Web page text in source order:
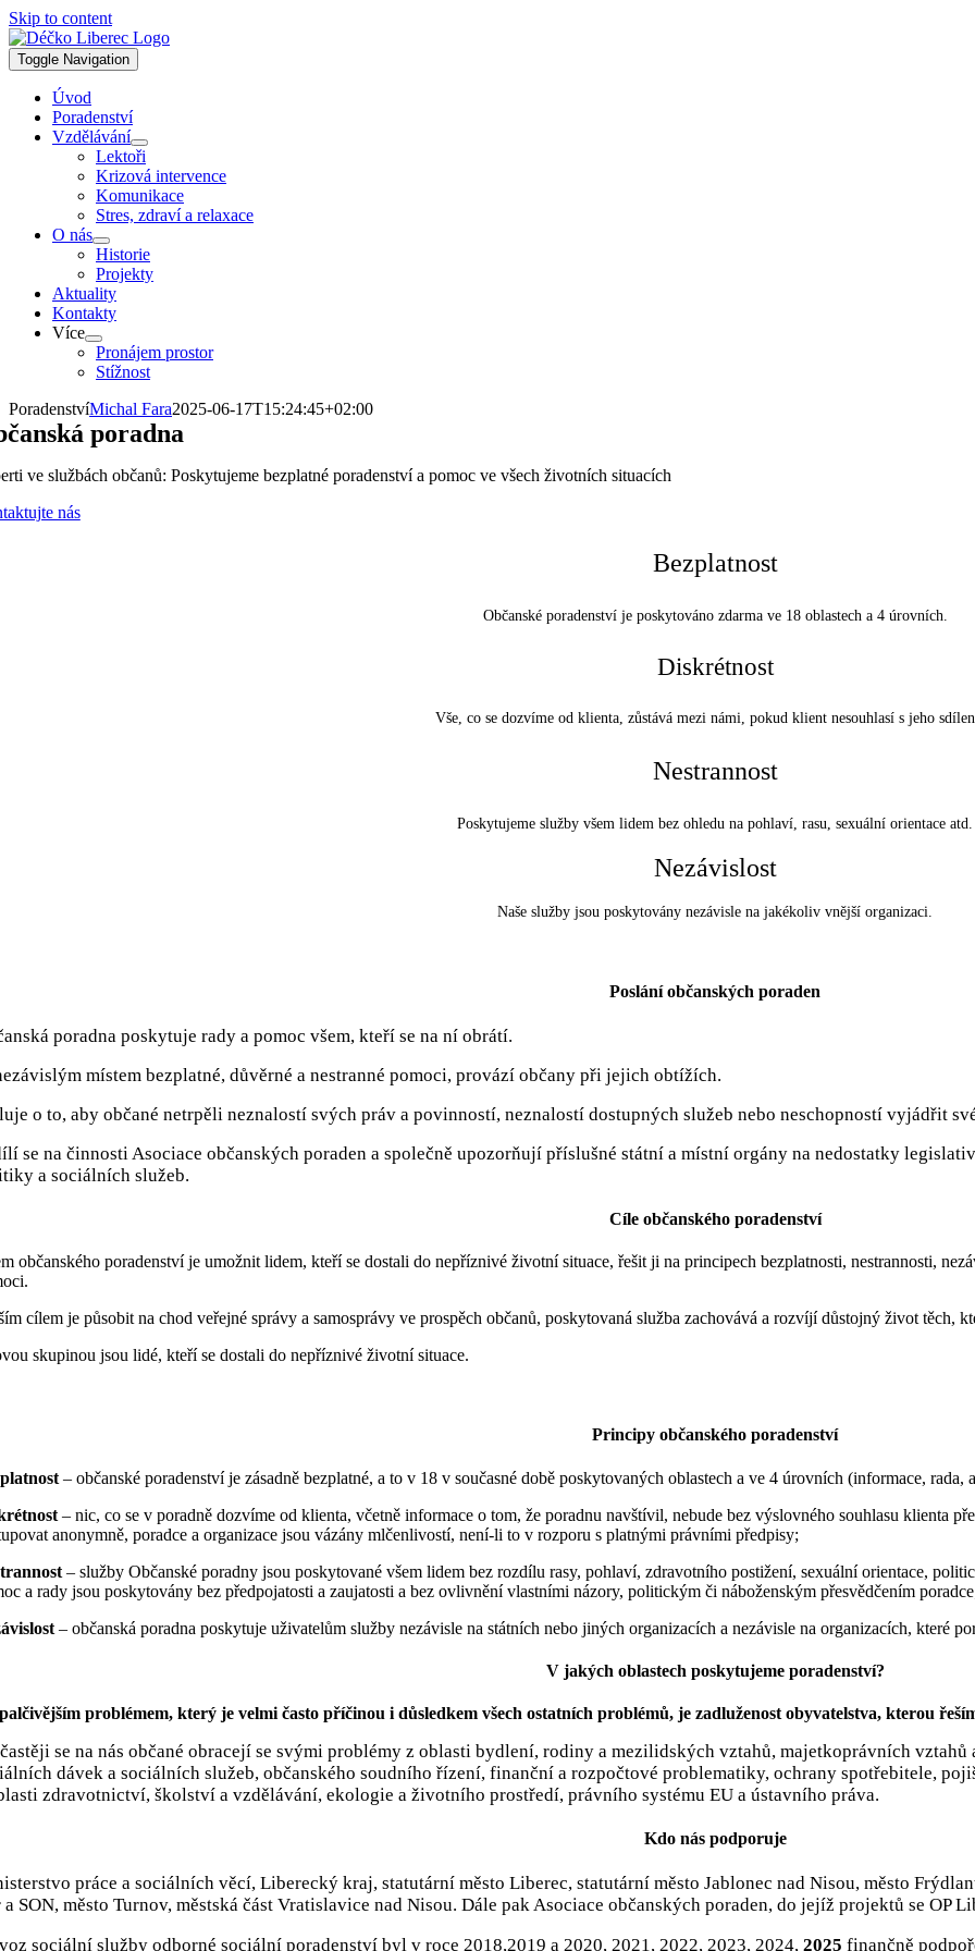
Skip to content
Toggle Navigation
Úvod
Poradenství
Vzdělávání
Lektoři
Krizová intervence
Komunikace
Stres, zdraví a relaxace
O nás
Historie
Projekty
Aktuality
Kontakty
Více
Pronájem prostor
Stížnost
PoradenstvíMichal Fara2025-06-17T15:24:45+02:00
poradna
ve službách občanů: Poskytujeme bezplatné poradenství a pomoc ve všech životních situacích
nás
Bezplatnost
Občanské poradenství je poskytováno zdarma ve 18 oblastech a 4 úrovních.
Diskrétnost
Vše, co se dozvíme od klienta, zůstává mezi námi, pokud klient nesouhlasí s jeho
Nestrannost
Poskytujeme služby všem lidem bez ohledu na pohlaví, rasu, sexuální orientace atd.
Nezávislost
Naše služby jsou poskytovány nezávisle na jakékoliv vnější organizaci.
Poslání občanských poraden
poradna poskytuje rady a pomoc všem, kteří se na ní obrátí.
místem bezplatné, důvěrné a nestranné pomoci, provází občany při jejich obtížích.
o to, aby občané netrpěli neznalostí svých práv a povinností, neznalostí dostupných služeb nebo neschopností vyjádřit
se na činnosti Asociace občanských poraden a společně upozorňují příslušné státní a místní orgány na nedostatky
a sociálních služeb.
Cíle občanského poradenství
občanského poradenství je umožnit lidem, kteří se dostali do nepříznivé životní situace, řešit ji na principech bezplatnosti, nestrannosti,
cílem je působit na chod veřejné správy a samosprávy ve prospěch občanů, poskytovaná služba zachovává a rozvíjí důstojný život těch,
skupinou jsou lidé, kteří se dostali do nepříznivé životní situace.
Principy občanského poradenství
– občanské poradenství je zásadně bezplatné, a to v 18 v současné době poskytovaných oblastech a ve 4 úrovních (informace, rada,
– nic, co se v poradně dozvíme od klienta, včetně informace o tom, že poradnu navštívil, nebude bez výslovného souhlasu klienta
anonymně, poradce a organizace jsou vázány mlčenlivostí, není-li to v rozporu s platnými právními předpisy;
– služby Občanské poradny jsou poskytované všem lidem bez rozdílu rasy, pohlaví, zdravotního postižení, sexuální orientace,
a rady jsou poskytovány bez předpojatosti a zaujatosti a bez ovlivnění vlastními názory, politickým či náboženským přesvědčením
– občanská poradna poskytuje uživatelům služby nezávisle na státních nebo jiných organizacích a nezávisle na organizacích, které
V jakých oblastech poskytujeme poradenství?
problémem, který je velmi často příčinou i důsledkem všech ostatních problémů, je zadluženost obyvatelstva, kterou
se na nás občané obracejí se svými problémy z oblasti bydlení, rodiny a mezilidských vztahů, majetkoprávních
dávek a sociálních služeb, občanského soudního řízení, finanční a rozpočtové problematiky, ochrany spotřebitele,
zdravotnictví, školství a vzdělávání, ekologie a životního prostředí, právního systému EU a ústavního práva.
Kdo nás podporuje
práce a sociálních věcí, Liberecký kraj, statutární město Liberec, statutární město Jablonec nad Nisou, město
a SON, město Turnov, městská část Vratislavice nad Nisou. Dále pak Asociace občanských poraden, do jejíž projektů se OP
sociální služby odborné sociální poradenství byl v roce 2018,2019 a 2020, 2021, 2022, 2023, 2024, 2025 finančně